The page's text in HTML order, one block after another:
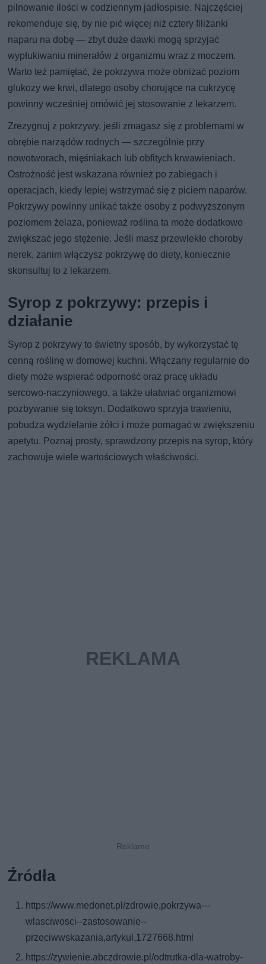
pilnowanie ilości w codziennym jadłospisie. Najczęściej
rekomenduje się, by nie pić więcej niż cztery filiżanki
naparu na dobę — zbyt duże dawki mogą sprzyjać
wypłukiwaniu minerałów z organizmu wraz z moczem.
Warto też pamiętać, że pokrzywa może obniżać poziom
glukozy we krwi, dlatego osoby chorujące na cukrzycę
powinny wcześniej omówić jej stosowanie z lekarzem.
Zrezygnuj z pokrzywy, jeśli zmagasz się z problemami w
obrębie narządów rodnych — szczególnie przy
nowotworach, mięśniakach lub obfitych krwawieniach.
Ostrożność jest wskazana również po zabiegach i
operacjach, kiedy lepiej wstrzymać się z piciem naparów.
Pokrzywy powinny unikać także osoby z podwyższonym
poziomem żelaza, ponieważ roślina ta może dodatkowo
zwiększać jego stężenie. Jeśli masz przewlekłe choroby
nerek, zanim włączysz pokrzywę do diety, koniecznie
skonsultuj to z lekarzem.
Syrop z pokrzywy: przepis i
działanie
Syrop z pokrzywy to świetny sposób, by wykorzystać tę
cenną roślinę w domowej kuchni. Włączany regularnie do
diety może wspierać odporność oraz pracę układu
sercowo-naczyniowego, a także ułatwiać organizmowi
pozbywanie się toksyn. Dodatkowo sprzyja trawieniu,
pobudza wydzielanie żółci i może pomagać w zwiększeniu
apetytu. Poznaj prosty, sprawdzony przepis na syrop, który
zachowuje wiele wartościowych właściwości.
Źródła
https://www.medonet.pl/zdrowie,pokrzywa---
wlasciwosci--zastosowanie--
przeciwwskazania,artykul,1727668.html
https://zywienie.abczdrowie.pl/odtrutka-dla-watroby-